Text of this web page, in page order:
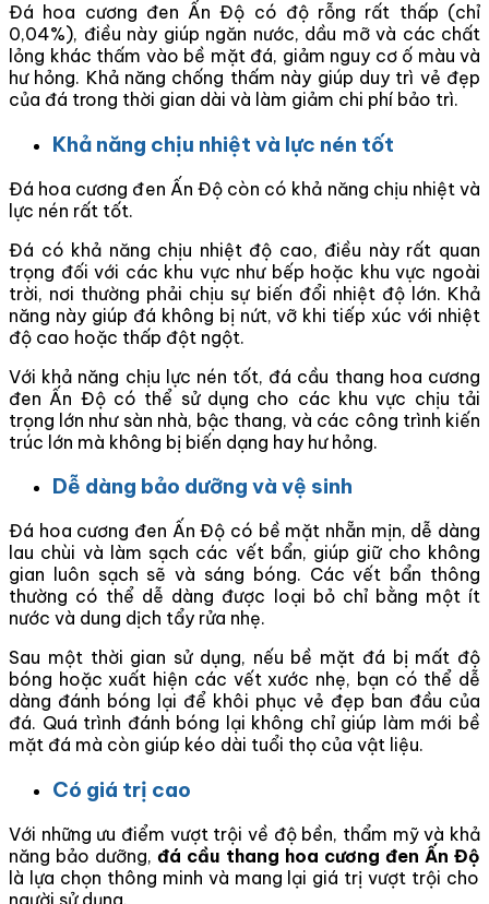
Đá hoa cương đen Ấn Độ có độ rỗng rất thấp (chỉ
0,04%), điều này giúp ngăn nước, dầu mỡ và các chất
lỏng khác thấm vào bề mặt đá, giảm nguy cơ ố màu và
hư hỏng. Khả năng chống thấm này giúp duy trì vẻ đẹp
của đá trong thời gian dài và làm giảm chi phí bảo trì.
Khả năng chịu nhiệt và lực nén tốt
Đá hoa cương đen Ấn Độ còn có khả năng chịu nhiệt và
lực nén rất tốt.
Đá có khả năng chịu nhiệt độ cao, điều này rất quan
trọng đối với các khu vực như bếp hoặc khu vực ngoài
trời, nơi thường phải chịu sự biến đổi nhiệt độ lớn. Khả
năng này giúp đá không bị nứt, vỡ khi tiếp xúc với nhiệt
độ cao hoặc thấp đột ngột.
Với khả năng chịu lực nén tốt, đá cầu thang hoa cương
đen Ấn Độ có thể sử dụng cho các khu vực chịu tải
trọng lớn như sàn nhà, bậc thang, và các công trình kiến
trúc lớn mà không bị biến dạng hay hư hỏng.
Dễ dàng bảo dưỡng và vệ sinh
Đá hoa cương đen Ấn Độ có bề mặt nhẵn mịn, dễ dàng
lau chùi và làm sạch các vết bẩn, giúp giữ cho không
gian luôn sạch sẽ và sáng bóng. Các vết bẩn thông
thường có thể dễ dàng được loại bỏ chỉ bằng một ít
nước và dung dịch tẩy rửa nhẹ.
Sau một thời gian sử dụng, nếu bề mặt đá bị mất độ
bóng hoặc xuất hiện các vết xước nhẹ, bạn có thể dễ
dàng đánh bóng lại để khôi phục vẻ đẹp ban đầu của
đá. Quá trình đánh bóng lại không chỉ giúp làm mới bề
mặt đá mà còn giúp kéo dài tuổi thọ của vật liệu.
Có giá trị cao
Với những ưu điểm vượt trội về độ bền, thẩm mỹ và khả
năng bảo dưỡng,đá cầu thang hoa cương đen Ấn Độ
là lựa chọn thông minh và mang lại giá trị vượt trội cho
người sử dụng.